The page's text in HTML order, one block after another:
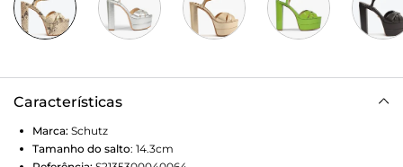
Características
Marca: Schutz
Tamanho do salto: 14.3cm